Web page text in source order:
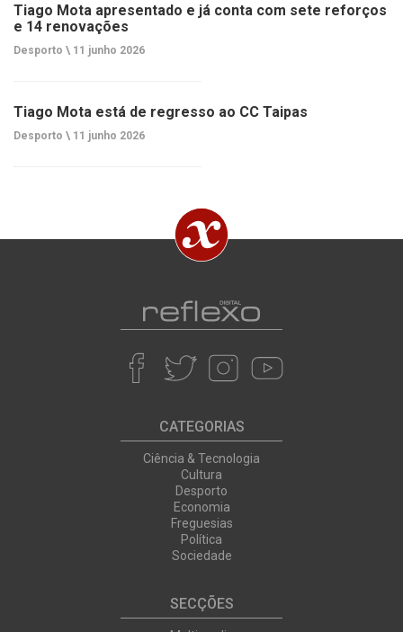
Tiago Mota apresentado e já conta com sete reforços
e 14 renovações
Desporto \ 11 junho 2026
Tiago Mota está de regresso ao CC Taipas
Desporto \ 11 junho 2026
CATEGORIAS
Ciência & Tecnologia
Cultura
Desporto
Economia
Freguesias
Política
Sociedade
SECÇÕES